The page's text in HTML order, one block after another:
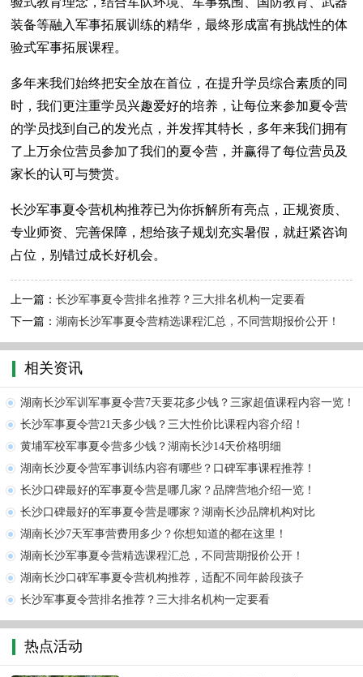
装备等融入军事拓展训练的精华，最终形成富有挑战性的体
验式军事拓展课程。
多年来我们始终把安全放在首位，在提升学员综合素质的同
时，我们更注重学员兴趣爱好的培养，让每位来参加夏令营
的学员找到自己的发光点，并发挥其特长，多年来我们拥有
了上万余位营员参加了我们的夏令营，并赢得了每位营员及
家长的认可与赞赏。
长沙军事夏令营机构推荐已为你拆解所有亮点，正规资质、
专业师资、完善保障，想给孩子规划充实暑假，就赶紧咨询
占位，别错过成长好机会。
上一篇：长沙军事夏令营排名推荐？三大排名机构一定要看
下一篇：湖南长沙军事夏令营精选课程汇总，不同营期报价公开！
相关资讯
湖南长沙军训军事夏令营7天要花多少钱？三家超值课程内容一览！
长沙军事夏令营21天多少钱？三大性价比课程内容介绍！
黄埔军校军事夏令营多少钱？湖南长沙14天价格明细
湖南长沙夏令营军事训练内容有哪些？口碑军事课程推荐！
长沙口碑最好的军事夏令营是哪几家？品牌营地介绍一览！
长沙口碑最好的军事夏令营是哪家？湖南长沙品牌机构对比
湖南长沙7天军事营费用多少？你想知道的都在这里！
湖南长沙军事夏令营精选课程汇总，不同营期报价公开！
湖南长沙口碑军事夏令营机构推荐，适配不同年龄段孩子
长沙军事夏令营排名推荐？三大排名机构一定要看
热点活动